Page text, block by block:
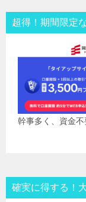
超得！期間限定
幹事多く、資金
確実に得する！